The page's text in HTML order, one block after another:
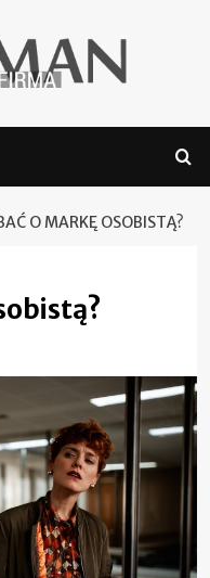
O MARKĘ OSOBISTĄ?